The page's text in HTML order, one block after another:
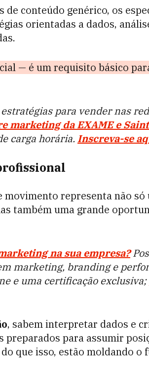
conteúdo genérico, os
orientadas a dados,
— é um requisito básico
para vender nas
marketing da EXAME e
carga horária. Inscreva-se
representa não só
também uma grande
na sua empresa?
marketing, branding e
e uma certificação exclusiva;
, sabem interpretar dados e
preparados para assumir
que isso, estão moldando o